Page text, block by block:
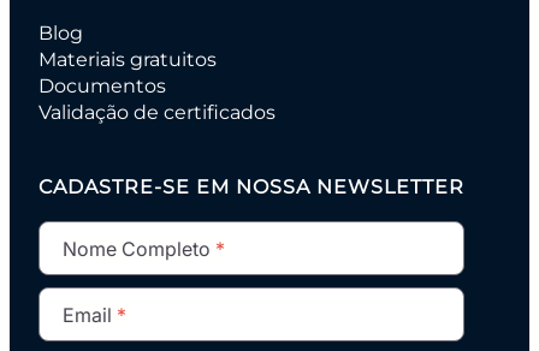
Blog
Materiais gratuitos
Documentos
Validação de certificados
CADASTRE-SE EM NOSSA NEWSLETTER
Nome Completo
Email